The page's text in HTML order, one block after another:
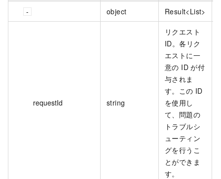
object Result<List>
requestId string
リクエスト
ID。各リク
エストに一
意の ID が付
与されま
す。この ID
を使用し
て、問題の
トラブルシ
ューティン
グを行うこ
とができま
す。